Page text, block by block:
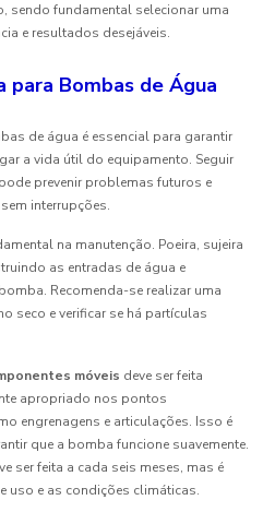
sendo fundamental selecionar uma
e resultados desejáveis.
para Bombas de Água
de água é essencial para garantir
a vida útil do equipamento. Seguir
prevenir problemas futuros e
interrupções.
na manutenção. Poeira, sujeira
as entradas de água e
Recomenda-se realizar uma
seco e verificar se há partículas
móveis deve ser feita
apropriado nos pontos
engrenagens e articulações. Isso é
que a bomba funcione suavemente.
ser feita a cada seis meses, mas é
uso e as condições climáticas.